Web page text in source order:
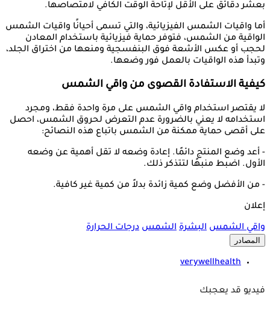
بعشر دقائق على الأقل لإتاحة الوقت الكافي لامتصاصها.
أما واقيات الشمس الفيزيائية، والتي تسمى أحيانًا واقيات الشمس
الواقية من الشمس، فتوفر حماية فيزيائية باستخدام المعادن
لحجب أو عكس الأشعة فوق البنفسجية ومنعها من اختراق الجلد،
وتبدأ هذه الواقيات بالعمل فور وضعها.
كيفية الاستفادة القصوى من واقي الشمس
لا يقتصر استخدام واقي الشمس على مرة واحدة فقط، ومجرد
استخدامه لا يعني بالضرورة عدم التعرض لحروق الشمس، احصل
على أقصى حماية ممكنة من الشمس باتباع هذه النصائح:
- أعد وضع المنتج دائمًا. إعادة وضعه لا تقل أهمية عن وضعه
الأول. اضبط منبهًا لتتذكر ذلك.
- من الأفضل وضع كمية زائدة بدلاً من كمية غير كافية.
إعلان
واقي الشمس البشرة الشمس درجات الحرارة
المصادر
verywellhealth
فيديو قد يعجبك